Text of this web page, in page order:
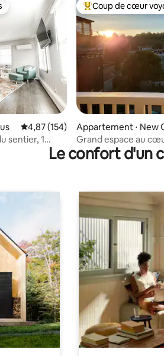
Évaluation moyenne sur la base
4,87 (154)
sentier, 1
Coups de cœur
Coup de cœur
Appartement ⋅ New
Grand espace au
Le confort d'un